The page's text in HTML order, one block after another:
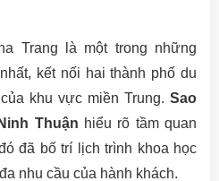
Trang là một trong những
kết nối hai thành phố du
khu vực miền Trung. Sao
Thuận hiểu rõ tầm quan
đã bố trí lịch trình khoa học
nhu cầu của hành khách.